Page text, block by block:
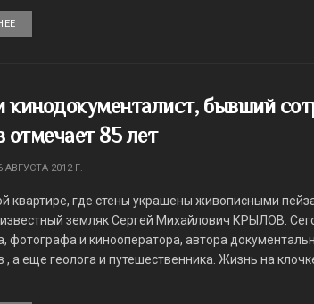
кинодокументалист, бывший
85 лет
2012 Г.
квартире, где стены украшены живописными
земляк Сергей Михайлович КРЫЛОВ.
фотографа и кинооператора, автора
, а еще геолога и путешественника. Жизнь на